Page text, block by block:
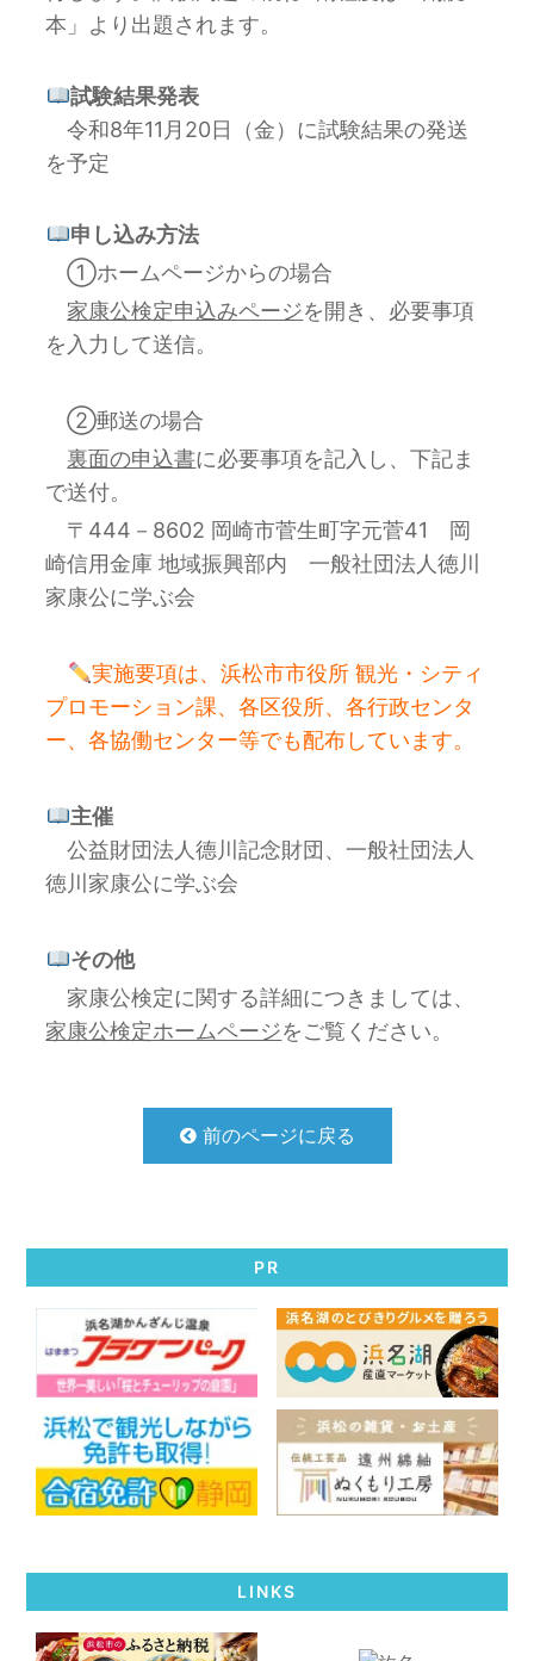
本」より出題されます。
試験結果発表
令和8年11月20日（金）に試験結果の発送
を予定
申し込み方法
①ホームページからの場合
家康公検定申込みページを開き、 必要事項
を入力して送信。
②郵送の場合
裏面の申込書に必要事項を記入し、下記ま
で送付。
〒444－8602 岡崎市菅生町字元菅41 岡
崎信用金庫 地域振興部内 一般社団法人徳川
家康公に学ぶ会
実施要項は、浜松市市役所 観光・シティ
プロモーション課、各区役所、各行政センタ
ー、各協働センター等でも配布しています。
主催
公益財団法人德川記念財団、一般社団法人
徳川家康公に学ぶ会
その他
家康公検定に関する詳細につきましては、
家康公検定ホームページをご覧ください。
前のページに戻る
PR
LINKS